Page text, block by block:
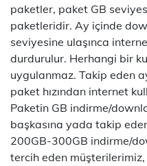
paketler, paket GB
paketleridir. Ay içinde
seviyesine ulaşınca
durdurulur. Herhangi bir
uygulanmaz. Takip eden
paket hızından internet
Paketin GB indirme/
başkasına yada takip
200GB-300GB indirme/
tercih eden